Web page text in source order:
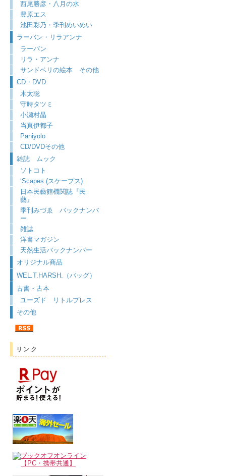
西尾勝彦・八月の水
豊原エス
池田彩乃・季刊めいめい
ラーバン・リラアンナ
ラーバン
リラ・アンナ
サンドベリの絵本 その他
CD・DVD
木太聡
守時タツミ
小瀬村晶
当真伊都子
Paniyolo
CD/DVDその他
雑誌 ムック
ソトコト
‘Scapes (スケープス)
日本民藝館機関誌『民
藝』
季刊みづゑ バックナンバ
ー
雑誌
洋書マガジン
天然生活バックナンバー
オリジナル商品
WEL.T.HARSH.（バッグ）
古書・古本
ユーズド リトルプレス
その他
リンク